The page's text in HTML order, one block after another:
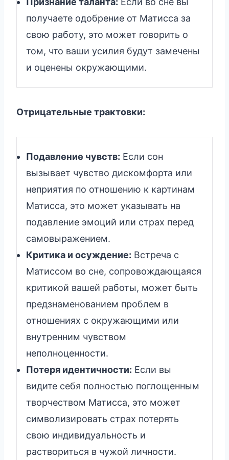
получаете одобрение от Матисса за
свою работу, это может говорить о
том, что ваши усилия будут замечены
и оценены окружающими.
Отрицательные трактовки:
Подавление чувств: Если сон
вызывает чувство дискомфорта или
неприятия по отношению к картинам
Матисса, это может указывать на
подавление эмоций или страх перед
самовыражением.
Критика и осуждение: Встреча с
Матиссом во сне, сопровождающаяся
критикой вашей работы, может быть
предзнаменованием проблем в
отношениях с окружающими или
внутренним чувством
неполноценности.
Потеря идентичности: Если вы
видите себя полностью поглощенным
творчеством Матисса, это может
символизировать страх потерять
свою индивидуальность и
раствориться в чужой личности.